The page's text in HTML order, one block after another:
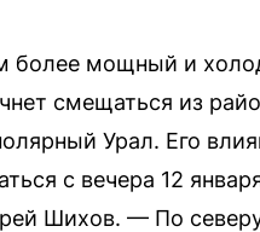
более мощный и
смещаться из
Урал. Его
с вечера 12
Шихов. — По